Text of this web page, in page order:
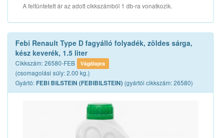
A feltüntetett ár az adott cikkszámból 1 db-ra vonatkozik.
Febi Renault Type D fagyálló folyadék, zöldes sárga,
kész keverék, 1.5 liter
Cikkszám: 26580-FEB Vágólapra
(csomagolási súly: 2.00 kg.)
Gyártó: FEBI BILSTEIN (FEBIBILSTEIN) (gyártói cikkszám: 26580)